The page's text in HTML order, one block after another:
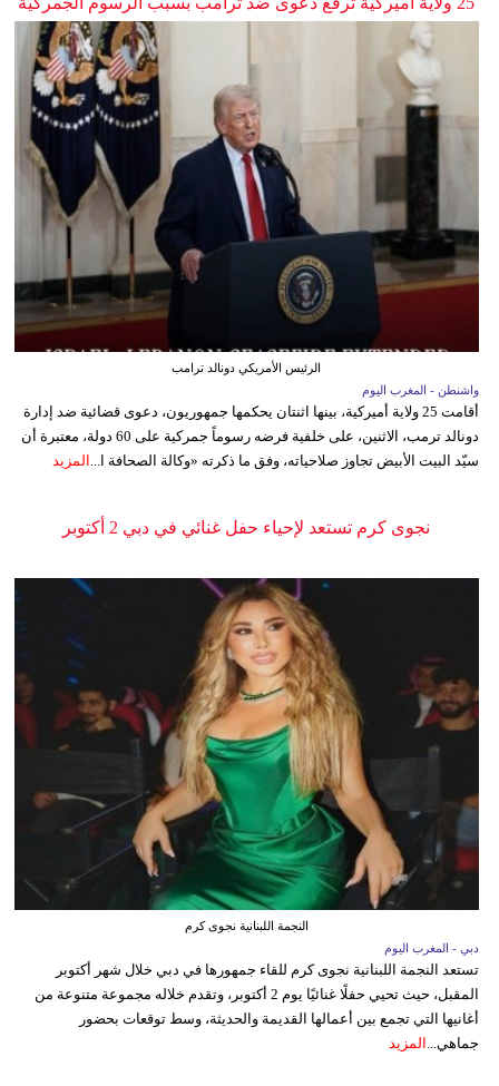
الرئيس الأمريكي دونالد ترامب
واشنطن - المغرب اليوم
أقامت 25 ولاية أميركية، بينها اثنتان يحكمها جمهوريون، دعوى قضائية ضد إدارة
دونالد ترمب، الاثنين، على خلفية فرضه رسوماً جمركية على 60 دولة، معتبرة أن
سيّد البيت الأبيض تجاوز صلاحياته، وفق ما ذكرته «وكالة الصحافة ا... المزيد
نجوى كرم تستعد لإحياء حفل غنائي في دبي 2 أكتوبر
النجمة اللبنانية نجوى كرم
دبي - المغرب اليوم
تستعد النجمة اللبنانية نجوى كرم للقاء جمهورها في دبي خلال شهر أكتوبر
المقبل، حيث تحيي حفلًا غنائيًا يوم 2 أكتوبر، وتقدم خلاله مجموعة متنوعة من
أغانيها التي تجمع بين أعمالها القديمة والحديثة، وسط توقعات بحضور
جماهي... المزيد